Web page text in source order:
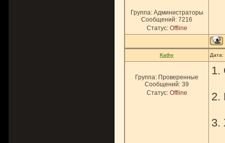
Группа: Администраторы
Сообщений: 7216
Статус: Offline
Kathy Дата:
Группа: Проверенные
Сообщений: 39
Статус: Offline
1.
2.
3.